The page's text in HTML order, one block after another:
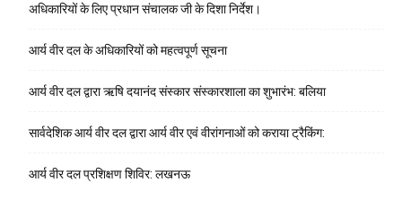
अधिकारियों के लिए प्रधान संचालक जी के दिशा निर्देश।
आर्य वीर दल के अधिकारियों को महत्वपूर्ण सूचना
आर्य वीर दल द्वारा ऋषि दयानंद संस्कार संस्कारशाला का शुभारंभ: बलिया
सार्वदेशिक आर्य वीर दल द्वारा आर्य वीर एवं वीरांगनाओं को कराया ट्रैकिंग:
आर्य वीर दल प्रशिक्षण शिविर: लखनऊ